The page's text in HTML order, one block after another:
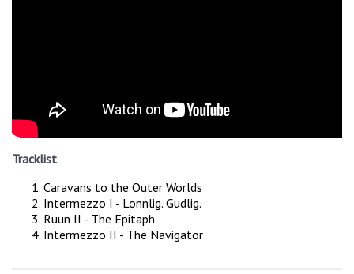
Tracklist
Caravans to the Outer Worlds
Intermezzo I - Lonnlig. Gudlig.
Ruun II - The Epitaph
Intermezzo II - The Navigator